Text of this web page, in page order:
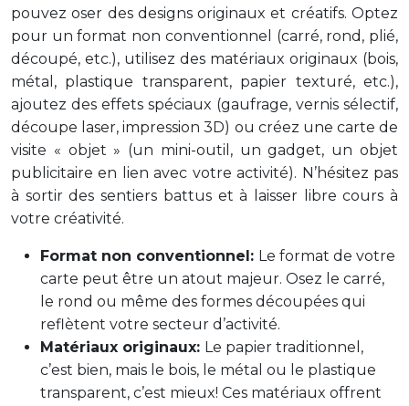
pouvez oser des designs originaux et créatifs. Optez
pour un format non conventionnel (carré, rond, plié,
découpé, etc.), utilisez des matériaux originaux (bois,
métal, plastique transparent, papier texturé, etc.),
ajoutez des effets spéciaux (gaufrage, vernis sélectif,
découpe laser, impression 3D) ou créez une carte de
visite « objet » (un mini-outil, un gadget, un objet
publicitaire en lien avec votre activité). N’hésitez pas
à sortir des sentiers battus et à laisser libre cours à
votre créativité.
Format non conventionnel: Le format de votre
carte peut être un atout majeur. Osez le carré,
le rond ou même des formes découpées qui
reflètent votre secteur d’activité.
Matériaux originaux: Le papier traditionnel,
c’est bien, mais le bois, le métal ou le plastique
transparent, c’est mieux! Ces matériaux offrent